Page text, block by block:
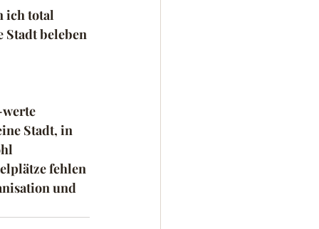
ich total
beleben
werte
Stadt, in
fehlen
und